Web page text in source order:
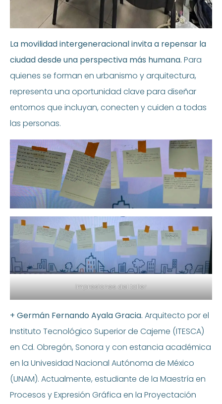
La movilidad intergeneracional invita a repensar la
ciudad desde una perspectiva más humana. Para
quienes se forman en urbanismo y arquitectura,
representa una oportunidad clave para diseñar
entornos que incluyan, conecten y cuiden a todas
las personas.
Impresiones del taller
+ Germán Fernando Ayala Gracia. Arquitecto por el
Instituto Tecnológico Superior de Cajeme (ITESCA)
en Cd. Obregón, Sonora y con estancia académica
en la Univesidad Nacional Autónoma de México
(UNAM). Actualmente, estudiante de la Maestría en
Procesos y Expresión Gráfica en la Proyectación